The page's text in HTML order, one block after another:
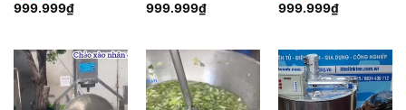
999.999₫ 999.999₫
999.999₫